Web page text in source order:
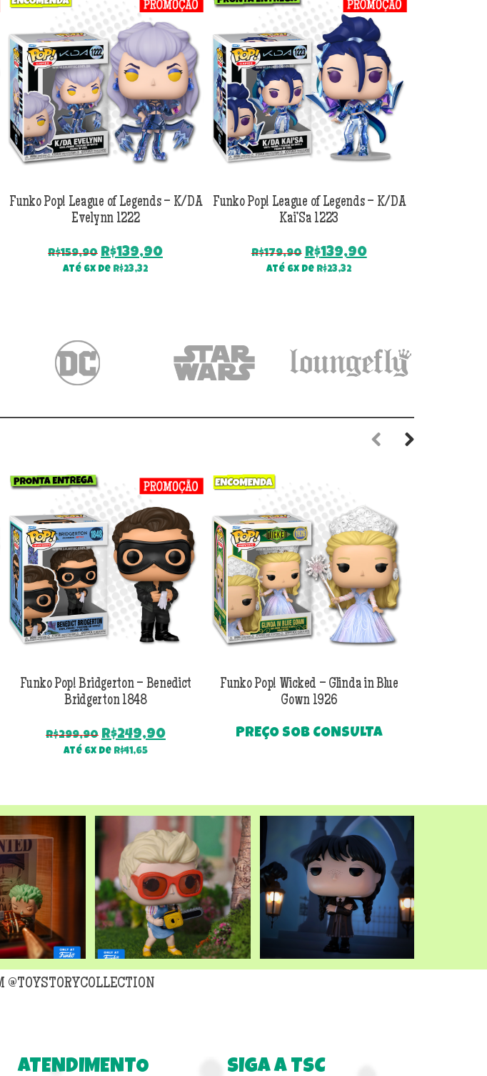
Funko Pop! League of Legends – K/DA
Evelynn 1222
R$159,90 O
preço
R$139,90O
Até 6x de R$23,32
Funko Pop! League of Legends – K/DA
Kai’Sa 1223
R$179,90 O
preço
R$139,90O
Até 6x de R$23,32
Funko Pop! Bridgerton – Benedict
Bridgerton 1848
R$299,90 O
preço
R$249,90O
Até 6x de R$41,65
Funko Pop! Wicked – Glinda in Blue
Gown 1926
PREÇO SOB CONSULTA
@TOYSTORYCOLLECTION
ATENDIMENTO SIGA A TSC